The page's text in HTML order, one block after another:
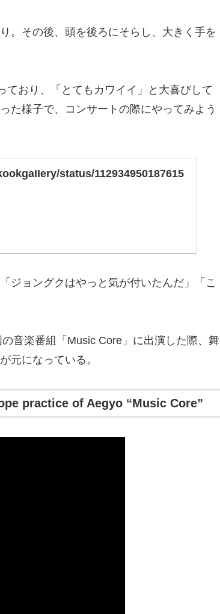
。その後、頭を後ろにそらし、大きく手を
おり、「とてもカワイイ」と大喜びして
た様子で、コンサートの際にやってみよう
status/112934950187615
ジョングクはやっと気が付いたんだ」「こ
音楽番組「Music Core」に出演した際、舞
元になっている。
practice of Aegyo “Music Core”